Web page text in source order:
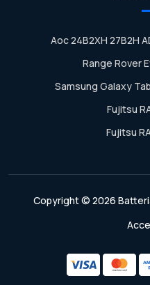
Aoc 24B2XH 27B2H
Range Rover
Samsung Galaxy
Fujitsu
Fujitsu
Copyright © 2026